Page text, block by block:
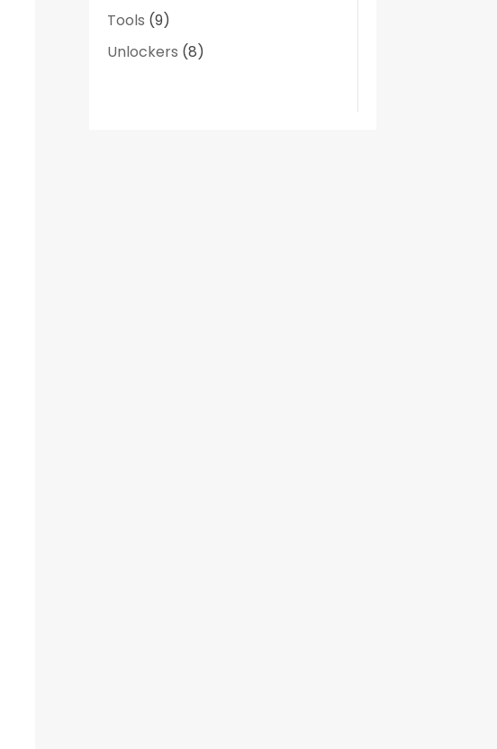
Tools (9)
Unlockers (8)